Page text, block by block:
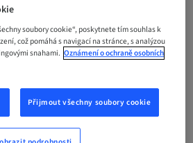
soubory cookie“, poskytnete tím souhlas k
což pomáhá s navigací na stránce, s analýzou
snahami. Oznámení o ochraně osobních
Přijmout všechny soubory cookie